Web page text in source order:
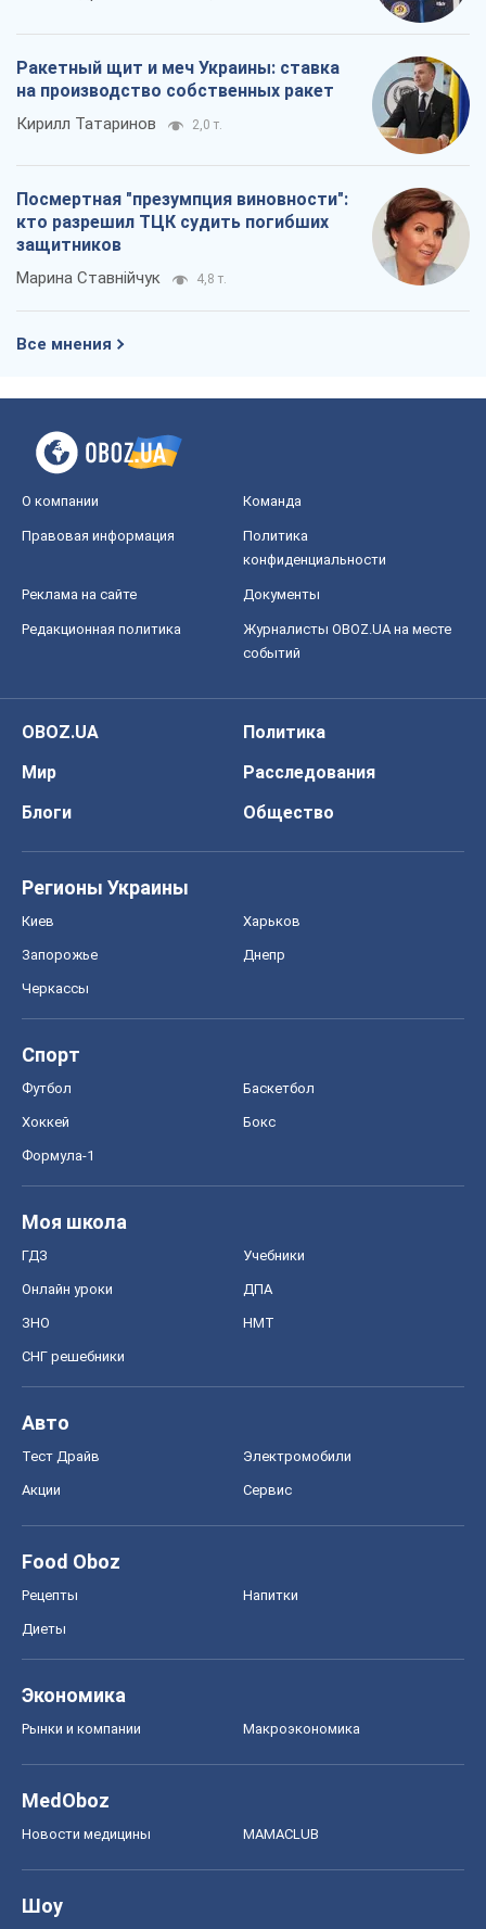
Ракетный щит и меч Украины: ставка
на производство собственных ракет
Кирилл Татаринов 2,0 т.
Посмертная "презумпция виновности":
кто разрешил ТЦК судить погибших
защитников
Марина Ставнійчук 4,8 т.
Все мнения
О компании Команда
Правовая информация
Политика
конфиденциальности
Реклама на сайте Документы
Редакционная политика
Журналисты OBOZ.UA на месте
событий
OBOZ.UA
Политика
Мир
Расследования
Блоги
Общество
Регионы Украины
Киев Харьков
Запорожье Днепр
Черкассы
Спорт
Футбол Баскетбол
Хоккей Бокс
Формула-1
Моя школа
ГДЗ Учебники
Онлайн уроки ДПА
ЗНО НМТ
СНГ решебники
Авто
Тест Драйв Электромобили
Акции Сервис
Food Oboz
Рецепты Напитки
Диеты
Экономика
Рынки и компании Mакроэкономика
MedOboz
Новости медицины MAMACLUB
Шоу